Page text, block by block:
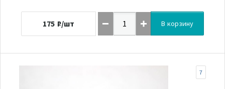
175 ₽/шт В корзину
7